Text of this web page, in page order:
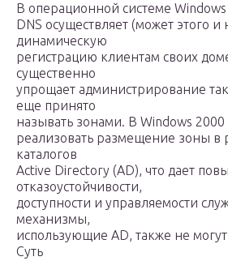
В операционной системе
DNS осуществляет (может этого и
динамическую
регистрацию клиентам своих
существенно
упрощает администрирование
еще принято
называть зонами. В Windows
реализовать размещение зоны в
каталогов
Active Directory (AD), что дает
отказоустойчивости,
доступности и управляемости
механизмы,
использующие AD, также не
Суть